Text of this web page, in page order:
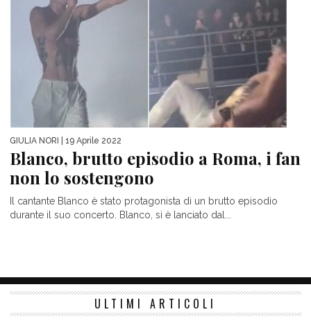
GIULIA NORI | 19 Aprile 2022
Blanco, brutto episodio a Roma, i fan
non lo sostengono
Il cantante Blanco è stato protagonista di un brutto episodio
durante il suo concerto. Blanco, si è lanciato dal...
ULTIMI ARTICOLI